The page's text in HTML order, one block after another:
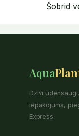
Šobrid
Aqua
Dzīvi
iepakojums,
Express.